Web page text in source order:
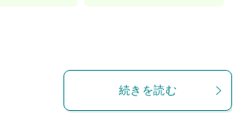
続きを読む